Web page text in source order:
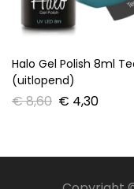
Halo Gel Polish 8ml
(uitlopend)
€8,60 € 4,30